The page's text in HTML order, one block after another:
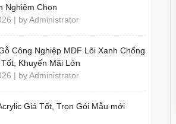
Nghiệm Chọn
| by Administrator
Công Nghiệp MDF Lõi Xanh Chống
Khuyến Mãi Lớn
| by Administrator
Giá Tốt, Trọn Gói Mẫu mới